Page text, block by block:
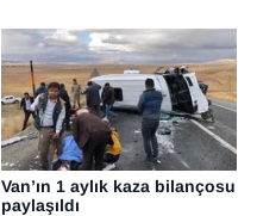
Van’ın 1 aylık kaza bilançosu
paylaşıldı